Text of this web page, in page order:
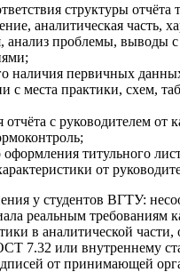
структуры отчёта
аналитическая часть,
анализ проблемы, выводы с
наличия первичных
с места практики, схем,
отчёта с руководителем от
оформления титульного
от
у студентов ВГТУ:
реальным требованиям
в аналитической
7.32 или внутреннему
от принимающей